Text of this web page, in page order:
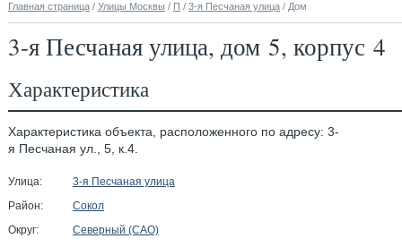
Главная страница / Улицы Москвы / П / 3-я Песчаная улица / Дом
3-я Песчаная улица, дом 5, корпус 4
Характеристика
Характеристика объекта, расположенного по адресу: 3-
я Песчаная ул., 5, к.4.
Улица:
3-я Песчаная улица
Район:
Сокол
Округ:
Северный (САО)